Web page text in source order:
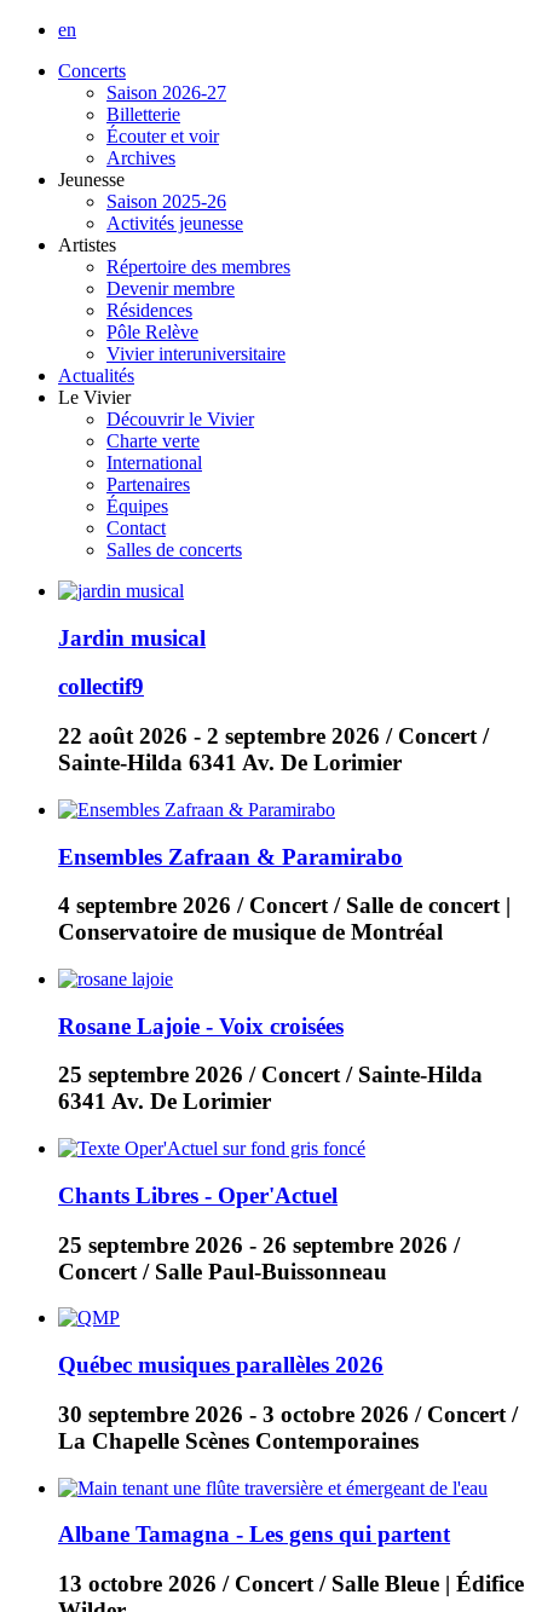
en
Concerts
Saison 2026-27
Billetterie
Écouter et voir
Archives
Jeunesse
Saison 2025-26
Activités jeunesse
Artistes
Répertoire des membres
Devenir membre
Résidences
Pôle Relève
Vivier interuniversitaire
Actualités
Le Vivier
Découvrir le Vivier
Charte verte
International
Partenaires
Équipes
Contact
Salles de concerts
Jardin musical
collectif9
22 août 2026 - 2 septembre 2026 / Concert /
Sainte-Hilda 6341 Av. De Lorimier
Ensembles Zafraan & Paramirabo
4 septembre 2026 / Concert / Salle de concert |
Conservatoire de musique de Montréal
Rosane Lajoie - Voix croisées
25 septembre 2026 / Concert / Sainte-Hilda
6341 Av. De Lorimier
Chants Libres - Oper'Actuel
25 septembre 2026 - 26 septembre 2026 /
Concert / Salle Paul-Buissonneau
Québec musiques parallèles 2026
30 septembre 2026 - 3 octobre 2026 / Concert /
La Chapelle Scènes Contemporaines
Albane Tamagna - Les gens qui partent
13 octobre 2026 / Concert / Salle Bleue | Édifice